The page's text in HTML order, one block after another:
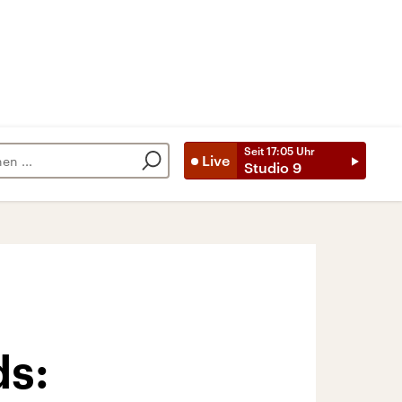
Live
Seit 17:05 Uhr
Studio 9